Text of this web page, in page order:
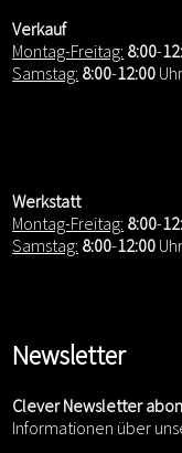
Verkauf
Montag-Freitag: 8:00-
Samstag: 8:00-12:00
Werkstatt
Montag-Freitag: 8:00-
Samstag: 8:00-12:00
Newsletter
Clever Newsletter
Informationen über